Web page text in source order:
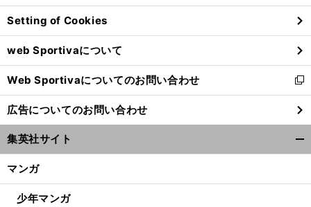
ン
ド
ウ
で
開
く
Setting of Cookies
web Sportivaについて
Web Sportivaについてのお問い合わせ
新
し
い
ウ
ィ
ン
ウ
広告についてのお問い合わせ
集英社サイト
マンガ
少年マンガ